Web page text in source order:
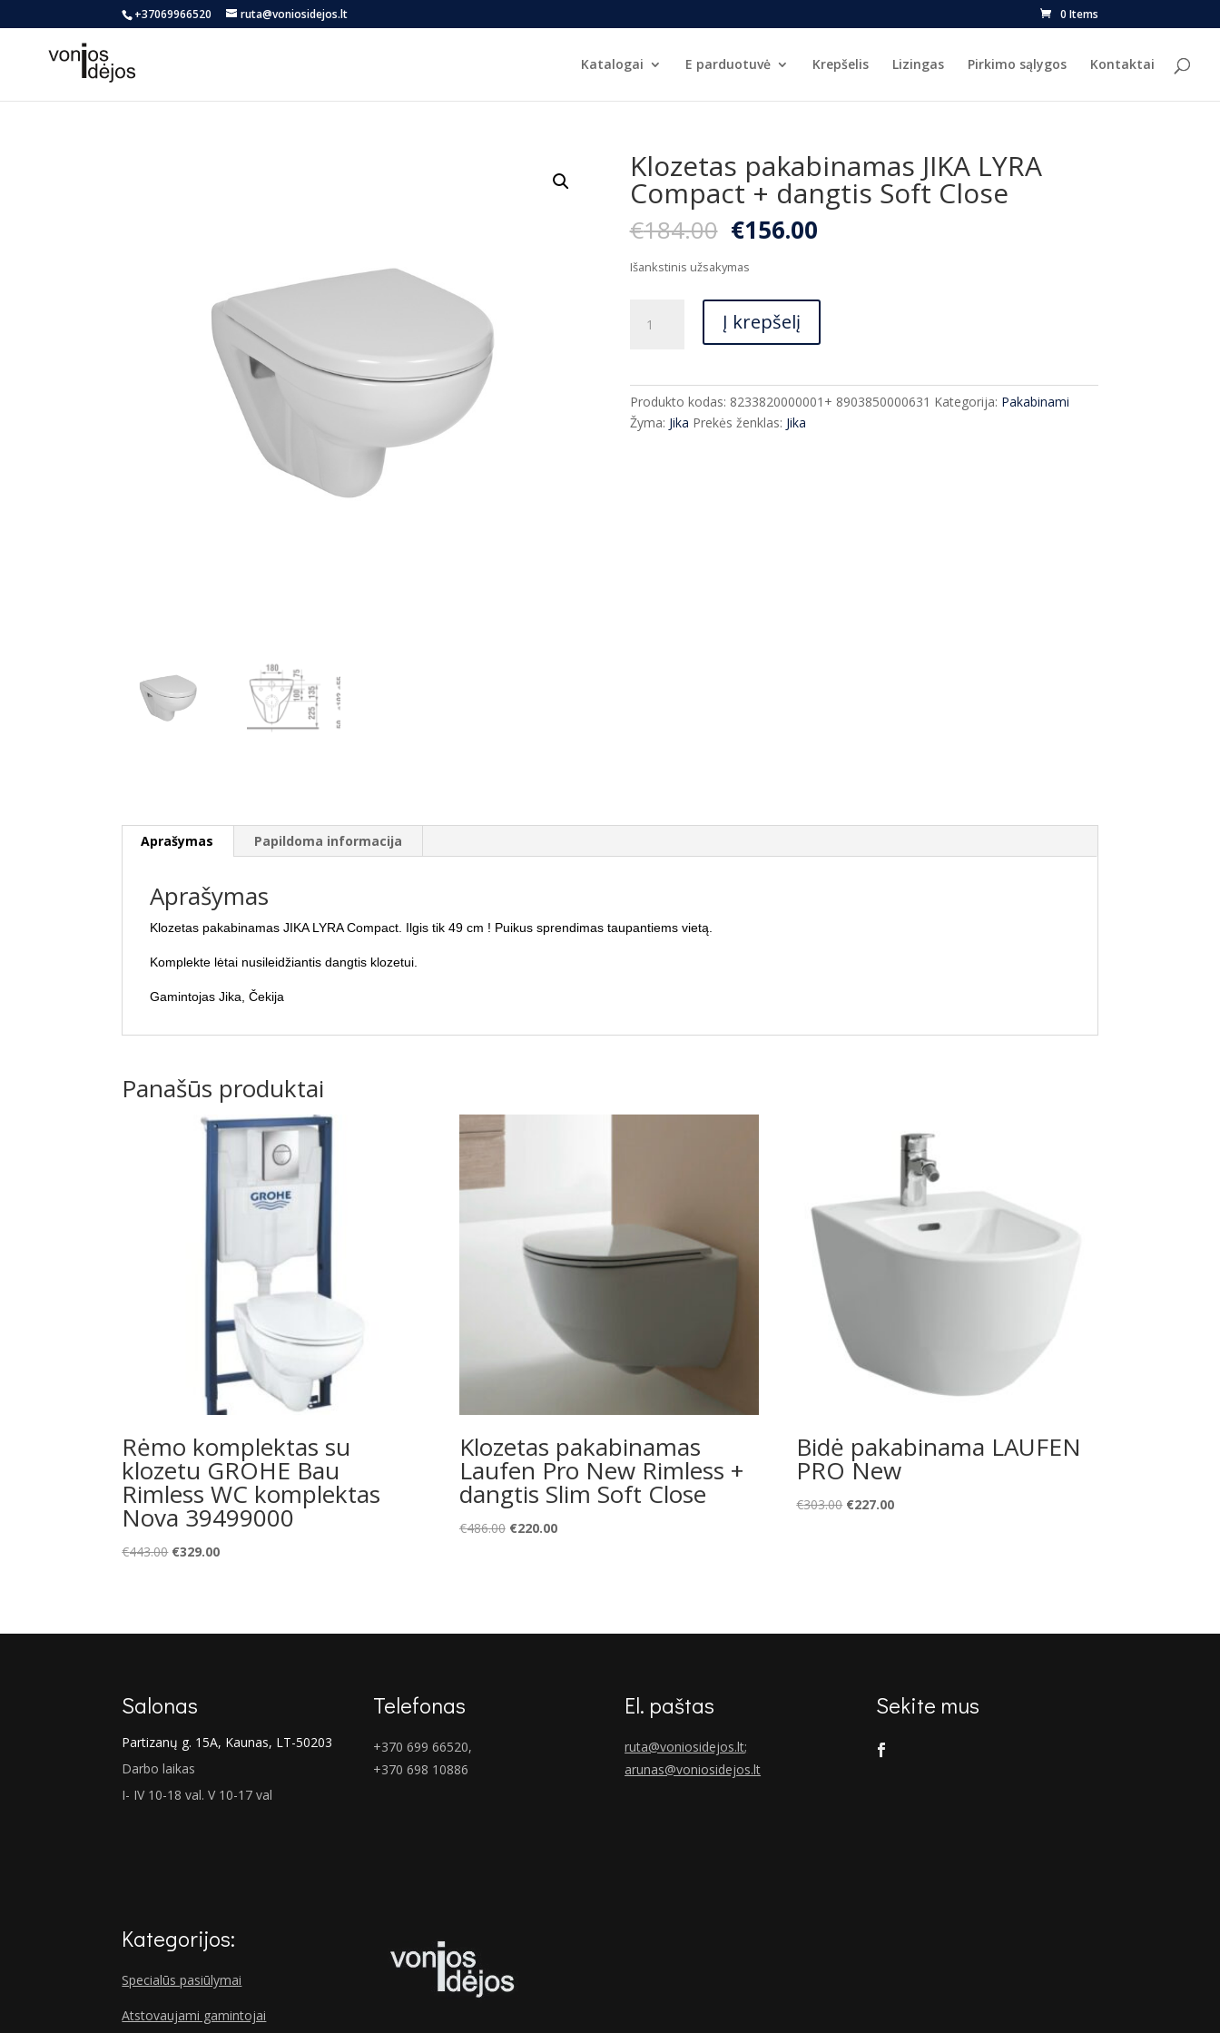
+37069966520 ruta@voniosidejos.lt 0 Items
Katalogai E parduotuvė Krepšelis Lizingas Pirkimo sąlygos Kontaktai
Klozetas pakabinamas JIKA LYRA
Compact + dangtis Soft Close
€184.00 Original
price
was:
€184.00.
€156.00Current
€156.00.
Išankstinis užsakymas
kiekis:
LYRA
Compact
Į krepšelį
Produkto kodas: 8233820000001+ 8903850000631 Kategorija: Pakabinami
Žyma: Jika Prekės ženklas: Jika
Aprašymas Papildoma informacija
Aprašymas
Klozetas pakabinamas JIKA LYRA Compact. Ilgis tik 49 cm ! Puikus sprendimas taupantiems vietą.
Komplekte lėtai nusileidžiantis dangtis klozetui.
Gamintojas Jika, Čekija
Panašūs produktai
Rėmo komplektas su
klozetu GROHE Bau
Rimless WC komplektas
Nova 39499000
€443.00 Original
€329.00Current
Klozetas pakabinamas
Laufen Pro New Rimless +
dangtis Slim Soft Close
€486.00 Original
€220.00Current
Bidė pakabinama LAUFEN
PRO New
€303.00 Original
€227.00Current
Salonas
Partizanų g. 15A, Kaunas, LT-50203
Darbo laikas
I- IV 10-18 val. V 10-17 val
Telefonas
+370 699 66520,
+370 698 10886
El. paštas
ruta@voniosidejos.lt;
arunas@voniosidejos.lt
Sekite mus
Kategorijos:
Specialūs pasiūlymai
Atstovaujami gamintojai